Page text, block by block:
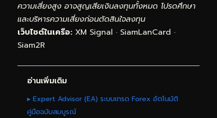
ความเสี่ยงสูง อาจสูญเสียเงินลงทุนทั้งหมด โปรดศึกษา
และบริหารความเสี่ยงก่อนตัดสินใจลงทุน
เว็บไซต์ในเครือ: XM Signal · SiamLanCard ·
Siam2R
อ่านเพิ่มเติม
▸ Expert Advisor (EA) ระบบเทรด Forex อัตโนมัติ
คู่มือฉบับสมบูรณ์